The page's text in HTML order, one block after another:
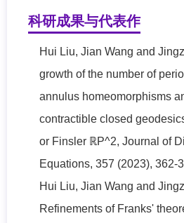
科研成果与代表作
Hui Liu, Jian Wang and
growth of the number of
annulus homeomorphisms
contractible closed
or Finsler ℝΡ^2, Journal of
Equations, 357 (2023), 362-
Hui Liu, Jian Wang and
Refinements of Franks'